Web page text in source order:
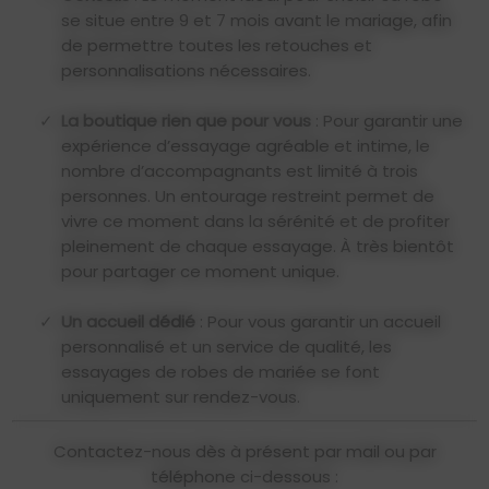
les tissus définitifs, nous réalisons une
toile d’essai afin d’ajuster le patron
avec précision et d’obtenir un tombé
Un Processus Haute Couture en cinq à six
Rendez-Vous
Là où un simple essayage se limite souvent à
trois rendez-vous, notre accompagnement sur
mesure vous garantit un résultat d’exception,
tout en douceur et en co-création. Votre robe
évolue avec vous, jusqu’à devenir la robe de
Pour tout renseignement ou prise de rendez-
vous pour une robe de mariage sur mesure
se situe entre 9 et 7 mois avant le mariage, afin
de permettre toutes les retouches et
personnalisations nécessaires.
La boutique rien que pour vous
: Pour garantir une
expérience d’essayage agréable et intime, le
nombre d’accompagnants est limité à trois
personnes. Un entourage restreint permet de
vivre ce moment dans la sérénité et de profiter
pleinement de chaque essayage. À très bientôt
pour partager ce moment unique.
Un accueil dédié
: Pour vous garantir un accueil
personnalisé et un service de qualité, les
essayages de robes de mariée se font
uniquement sur rendez-vous.
Contactez-nous dès à présent par mail ou par
téléphone ci-dessous :